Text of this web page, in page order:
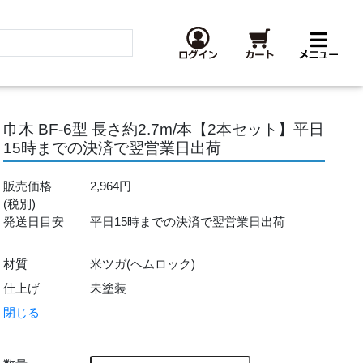
巾木 BF-6型 長さ約2.7m/本【2本セット】平日
15時までの決済で翌営業日出荷
販売価格
(税別)
2,964円
発送日目安 平日15時までの決済で翌営業日出荷
材質
米ツガ(ヘムロック)
仕上げ
未塗装
閉じる